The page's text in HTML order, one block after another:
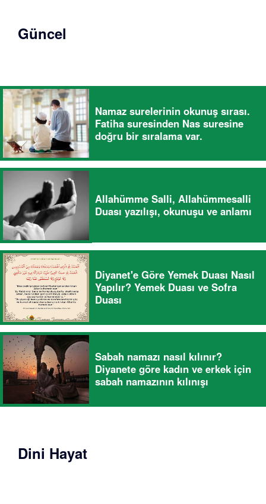
Güncel
Namaz surelerinin okunuş sırası.
Fatiha suresinden Nas suresine
doğru bir sıralama var.
Allahümme Salli, Allahümmesalli
Duası yazılışı, okunuşu ve anlamı
Diyanet'e Göre Yemek Duası Nasıl
Yapılır? Yemek Duası ve Sofra
Duası
Sabah namazı nasıl kılınır?
Diyanete göre kadın ve erkek için
sabah namazının kılınışı
Dini Hayat